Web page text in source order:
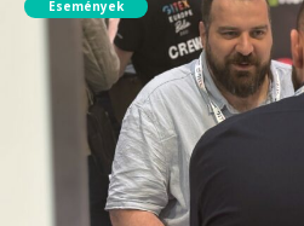
Események